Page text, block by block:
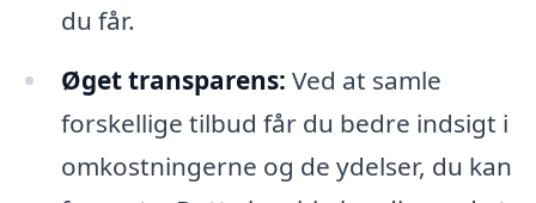
du får.
Øget transparens: Ved at samle
forskellige tilbud får du bedre indsigt i
omkostningerne og de ydelser, du kan